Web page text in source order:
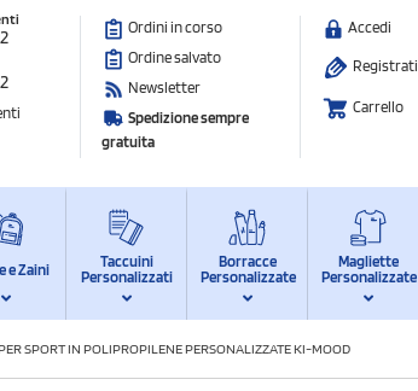
Ordini in corso
Ordine salvato
Newsletter
Spedizione sempre
gratuita
Accedi
Registrati
Carrello
e Zaini
Taccuini
Personalizzati
Borracce
Personalizzate
Magliette
Personalizzate
SPORT IN POLIPROPILENE PERSONALIZZATE KI-MOOD